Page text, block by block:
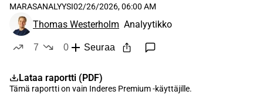
MARASANALYYSI02/26/2026, 06:00 AM
Thomas Westerholm Analyytikko
7
0
Seuraa
Lataa raportti (PDF)
Tämä raportti on vain Inderes Premium-käyttäjille.